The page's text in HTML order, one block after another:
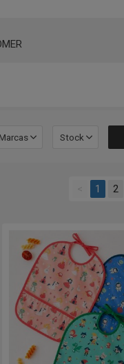
Marcas Stock
1 2